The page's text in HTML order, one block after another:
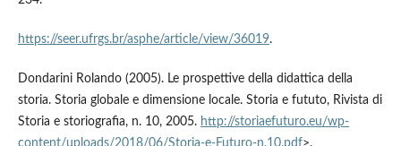
https://seer.ufrgs.br/asphe/article/view/36019.
Dondarini Rolando (2005). Le prospettive della didattica della
storia. Storia globale e dimensione locale. Storia e fututo, Rivista di
Storia e storiografia, n. 10, 2005. http://storiaefuturo.eu/wp-